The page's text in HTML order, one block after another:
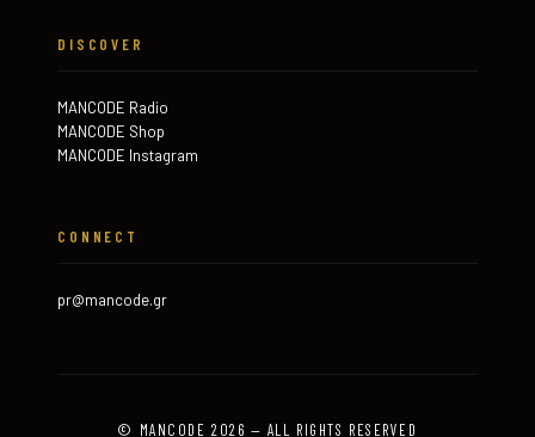
DISCOVER
MANCODE Radio
MANCODE Shop
MANCODE Instagram
CONNECT
pr@mancode.gr
© MANCODE 2026 — ALL RIGHTS RESERVED